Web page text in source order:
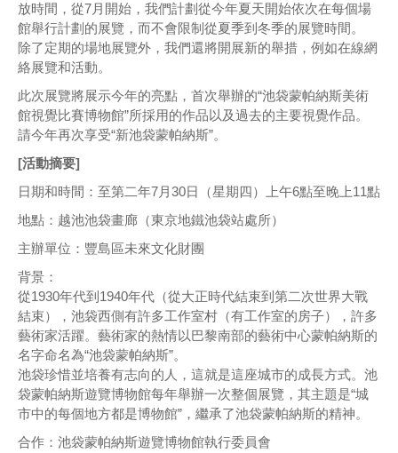
放時間，從7月開始，我們計劃從今年夏天開始依次在每個場
館舉行計劃的展覽，而不會限制從夏季到冬季的展覽時間。
除了定期的場地展覽外，我們還將開展新的舉措，例如在線網
絡展覽和活動。
此次展覽將展示今年的亮點，首次舉辦的“池袋蒙帕納斯美術
館視覺比賽博物館”所採用的作品以及過去的主要視覺作品。
請今年再次享受“新池袋蒙帕納斯”。
[活動摘要]
日期和時間：至第二年7月30日（星期四）上午6點至晚上11點
地點：越池池袋畫廊（東京地鐵池袋站處所）
主辦單位：豐島區未來文化財團
背景：
從1930年代到1940年代（從大正時代結束到第二次世界大戰
結束），池袋西側有許多工作室村（有工作室的房子），許多
藝術家活躍。藝術家的熱情以巴黎南部的藝術中心蒙帕納斯的
名字命名為“池袋蒙帕納斯”。
池袋珍惜並培養有志向的人，這就是這座城市的成長方式。池
袋蒙帕納斯遊覽博物館每年舉辦一次整個展覽，其主題是“城
市中的每個地方都是博物館”，繼承了池袋蒙帕納斯的精神。
合作：池袋蒙帕納斯遊覽博物館執行委員會